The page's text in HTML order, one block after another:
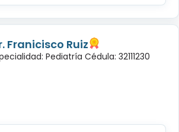
Franicisco Ruiz
Pediatría Cédula: 32111230